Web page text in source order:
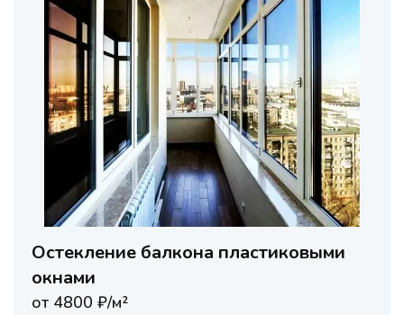
Остекление балкона пластиковыми
окнами
от 4800 ₽/м²